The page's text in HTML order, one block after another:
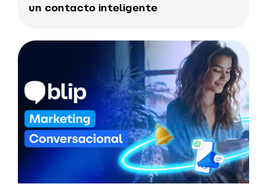
un contacto inteligente